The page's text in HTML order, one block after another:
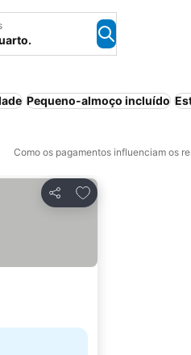
Pequeno-almoço incluído
Como os pagamentos influenciam os
Partilhar
Adicionar aos